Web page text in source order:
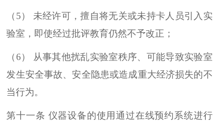
（5） 未经许可，擅自将无关或未持卡人员引入实
验室，即使经过批评教育仍然不予改正；
（6） 从事其他扰乱实验室秩序、可能导致实验室
发生安全事故、安全隐患或造成重大经济损失的不
当行为。
第十一条 仪器设备的使用通过在线预约系统进行